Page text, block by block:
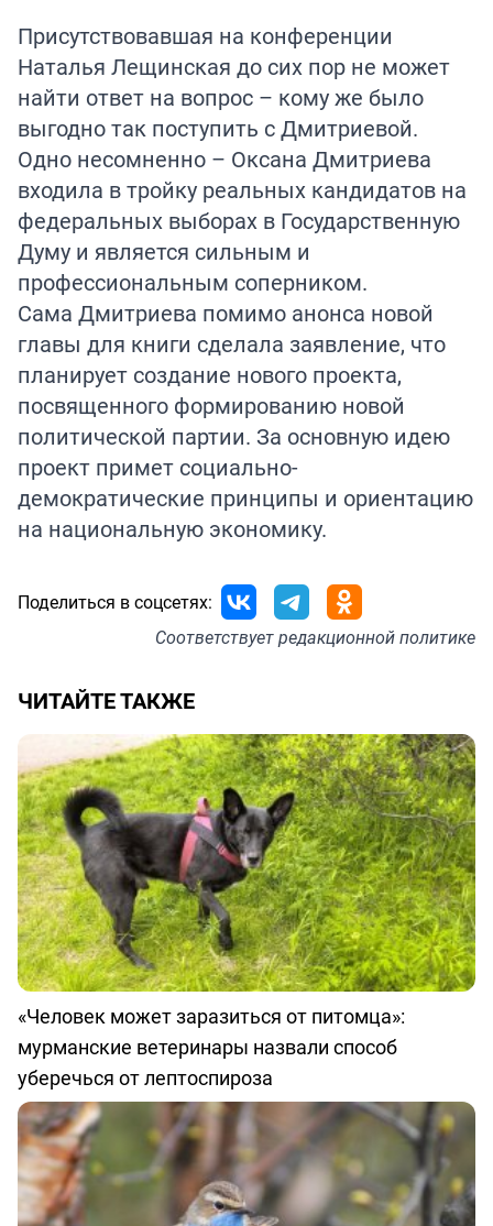
Присутствовавшая на конференции
Наталья Лещинская до сих пор не может
найти ответ на вопрос – кому же было
выгодно так поступить с Дмитриевой.
Одно несомненно – Оксана Дмитриева
входила в тройку реальных кандидатов на
федеральных выборах в Государственную
Думу и является сильным и
профессиональным соперником.
Сама Дмитриева помимо анонса новой
главы для книги сделала заявление, что
планирует создание нового проекта,
посвященного формированию новой
политической партии. За основную идею
проект примет социально-
демократические принципы и ориентацию
на национальную экономику.
Поделиться в соцсетях:
Соответствуетредакционной политике
ЧИТАЙТЕ ТАКЖЕ
«Человек может заразиться от питомца»:
мурманские ветеринары назвали способ
уберечься от лептоспироза